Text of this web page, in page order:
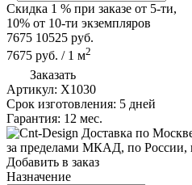
Скидка 1 % при заказе от 5-ти,
10% от 10-ти экземпляров
7675 10525 руб.
7675 руб. / 1 м2
Заказать
Артикул: X1030
Срок изготовления: 5 дней
Гарантия: 12 мес.
по
за пределами МКАД, по
Добавить в заказ
Назначение